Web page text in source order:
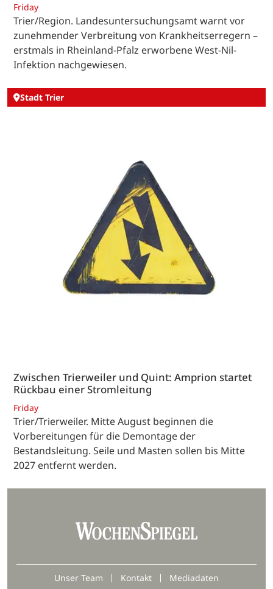
Friday
Trier/Region. Landesuntersuchungsamt warnt vor
zunehmender Verbreitung von Krankheitserregern –
erstmals in Rheinland-Pfalz erworbene West-Nil-
Infektion nachgewiesen.
Stadt Trier
Zwischen Trierweiler und Quint: Amprion startet
Rückbau einer Stromleitung
Friday
Trier/Trierweiler. Mitte August beginnen die
Vorbereitungen für die Demontage der
Bestandsleitung. Seile und Masten sollen bis Mitte
2027 entfernt werden.
Unser Team Kontakt Mediadaten